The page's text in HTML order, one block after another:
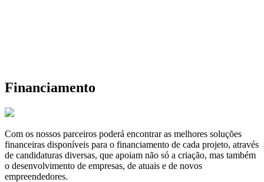
Financiamento
Com os nossos parceiros poderá encontrar as melhores soluções
financeiras disponíveis para o financiamento de cada projeto, através
de candidaturas diversas, que apoiam não só a criação, mas também
o desenvolvimento de empresas, de atuais e de novos
empreendedores.